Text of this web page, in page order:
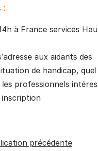
:
à France services
aux aidants des
de handicap,
professionnels
précédente